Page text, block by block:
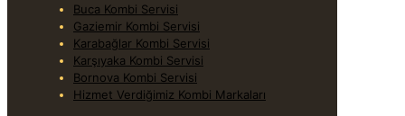
Buca Kombi Servisi
Gaziemir Kombi Servisi
Karabağlar Kombi Servisi
Karşıyaka Kombi Servisi
Bornova Kombi Servisi
Hizmet Verdiğimiz Kombi Markaları